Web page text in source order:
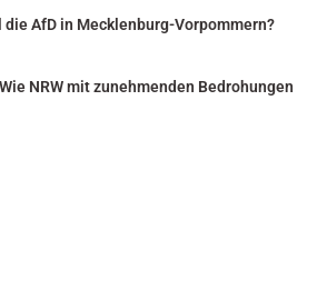
AfD in Mecklenburg-Vorpommern?
NRW mit zunehmenden Bedrohungen